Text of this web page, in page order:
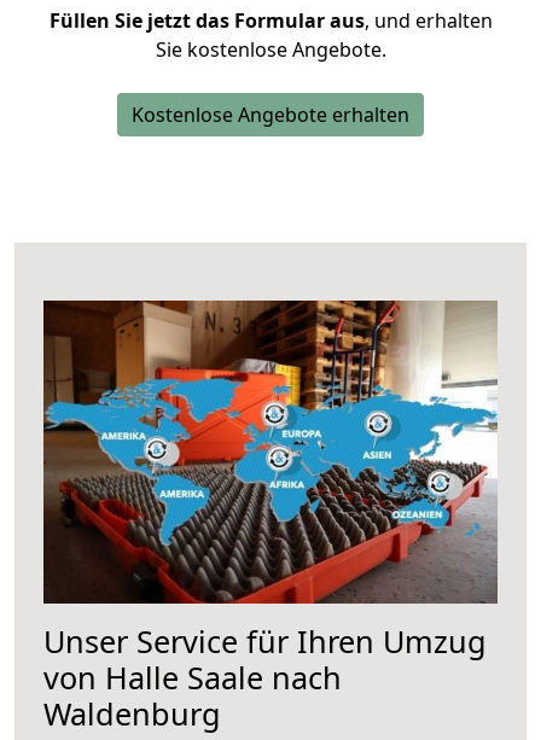
Füllen Sie jetzt das Formular aus, und erhalten
Sie kostenlose Angebote.
Kostenlose Angebote erhalten
Unser Service für Ihren Umzug
von Halle Saale nach
Waldenburg